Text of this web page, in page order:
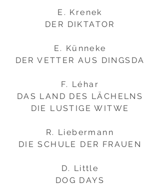
E. Krenek
DER DIKTATOR
E. Künneke
DER VETTER AUS DINGSDA
F. Léhar
DAS LAND DES LÄCHELNS
DIE LUSTIGE WITWE
R. Liebermann
DIE SCHULE DER FRAUEN
D. Little
DOG DAYS